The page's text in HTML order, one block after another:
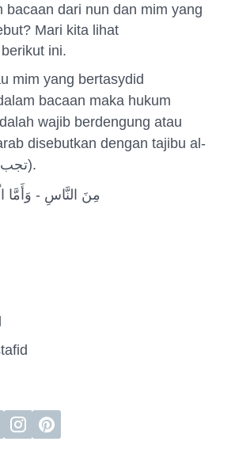
bacaan dari nun dan mim yang
Mari kita lihat
ini.
mim yang bertasydid
bacaan maka hukum
wajib berdengung atau
disebutkan dengan tajibu al-
تجب).
مِنَ النَّاسِ - وَأَمَّا